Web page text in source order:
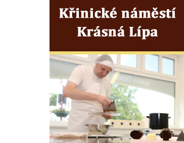
Mikulášovicích
Kříž na Kostelní stezce v Mikulášovicích
Maazův kříž na Kostelní stezce v
Mikulášovicích
Boží muka na Kostelní stezce v
Mikulášovicích
Franzeho kříž u domu čp. 356 v
Mikulášovicích